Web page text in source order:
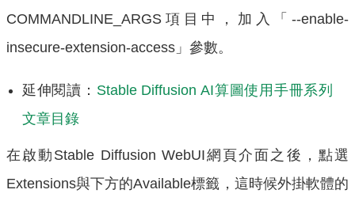
COMMANDLINE_ARGS項目中，加入「--enable-
insecure-extension-access」參數。
延伸閱讀： Stable Diffusion AI算圖使用手冊系列
文章目錄
在啟動Stable Diffusion WebUI網頁介面之後，點選
Extensions與下方的Available標籤，這時候外掛軟體的